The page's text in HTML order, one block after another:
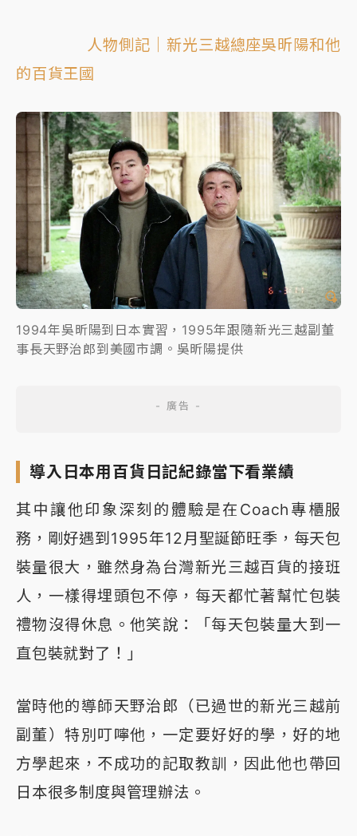
人物側記｜新光三越總座吳昕陽和他
的百貨王國
1994年吳昕陽到日本實習，1995年跟隨新光三越副董
事長天野治郎到美國市調。吳昕陽提供
導入日本用百貨日記紀錄當下看業績
其中讓他印象深刻的體驗是在Coach專櫃服
務，剛好遇到1995年12月聖誕節旺季，每天包
裝量很大，雖然身為台灣新光三越百貨的接班
人，一樣得埋頭包不停，每天都忙著幫忙包裝
禮物沒得休息。他笑說：「每天包裝量大到一
直包裝就對了！」
當時他的導師天野治郎（已過世的新光三越前
副董）特別叮嚀他，一定要好好的學，好的地
方學起來，不成功的記取教訓，因此他也帶回
日本很多制度與管理辦法。